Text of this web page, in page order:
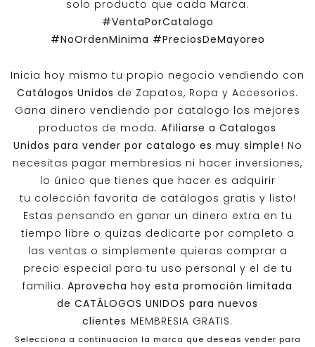
solo producto que cada Marca.
#VentaPorCatalogo
#NoOrdenMinima #PreciosDeMayoreo
Inicia hoy mismo tu propio negocio vendiendo con
Catálogos Unidos de Zapatos, Ropa y Accesorios.
Gana dinero vendiendo por catalogo los mejores
productos de moda. Afiliarse a Catalogos
Unidos para vender por catalogo es muy simple! No
necesitas pagar membresias ni hacer inversiones,
lo único que tienes que hacer es adquirir
tu colección favorita de catálogos gratis y listo!
Estas pensando en ganar un dinero extra en tu
tiempo libre o quizas dedicarte por completo a
las ventas o simplemente quieras comprar a
precio especial para tu uso personal y el de tu
familia. Aprovecha hoy esta promoción limitada
de CATÁLOGOS UNIDOS para nuevos
clientes MEMBRESIA GRATIS.
Selecciona a continuacion la marca que deseas vender para